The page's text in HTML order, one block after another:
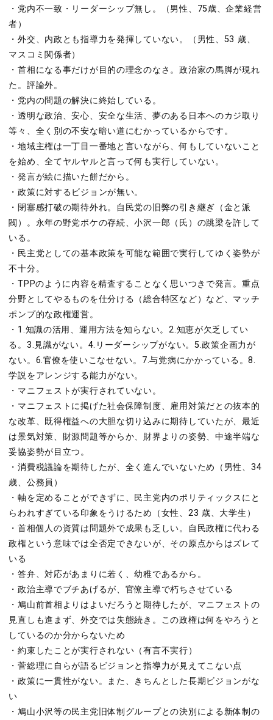
・党内不一致・リーダーシップ無し。（男性、75歳、企業経営
者）
・外交、内政とも指導力を発揮していない。（男性、53 歳、
マスコミ関係者）
・首相になる事だけが目的の理念のなさ。政治家の馬脚が現れ
た。評論外。
・党内の問題の解決に終始している。
・透明な政治、安心、安全な生活、夢のある日本へのカジ取り
等々、全く別の不安な暗い道にむかっているからです。
・地域主権は一丁目一番地と言いながら、何もしていないこと
を始め、全てヤルヤルと言って何も実行していない。
・発言が絵に描いた餅だから。
・政策に対するビジョンが無い。
・閉塞感打破の期待外れ。自民党の旧弊の引き継ぎ（金と派
閥）。永年の野党ボケの存続、小沢一郎（氏）の跳梁を許して
いる。
・民主党としての基本政策を可能な範囲で実行してゆく姿勢が
不十分。
・TPPのように内容を精査することなく思いつきで発言。重点
分野としてやるものを仕分ける（総合特区など）など、マッチ
ポンプ的な政権運営。
・1.知識の活用、運用方法を知らない。2.知恵が欠乏してい
る。3.見識がない。4.リーダーシップがない。5.政策企画力が
ない。6.官僚を使いこなせない。7.与党病にかかっている。8.
学説をアレンジする能力がない。
・マニフェストが実行されていない。
・マニフェストに掲げた社会保障制度、雇用対策だとの抜本的
な改革、既得権益への大胆な切り込みに期待していたが、最近
は景気対策、財源問題等からか、財界よりの姿勢、中途半端な
妥協姿勢が目立つ。
・消費税議論を期待したが、全く進んでいないため（男性、34
歳、公務員）
・軸を定めることができずに、民主党内のポリティックスにと
らわれすぎている印象をうけるため（女性、23 歳、大学生）
・首相個人の資質は問題外で成果も乏しい。自民政権に代わる
政権という意味では全否定できないが、その原点からはズレて
いる
・答弁、対応があまりに若く、幼稚であるから。
・政治主導でブチあげるが、官僚主導で朽ちさせている
・鳩山前首相よりはよいだろうと期待したが、マニフェストの
見直しも進まず、外交では失態続き。この政権は何をやろうと
しているのか分からないため
・約束したことが実行されない（有言不実行）
・菅総理に自らが語るビジョンと指導力が見えてこない点
・政策に一貫性がない。また、きちんとした長期ビジョンがな
い
・鳩山小沢等の民主党旧体制グループとの決別による新体制の